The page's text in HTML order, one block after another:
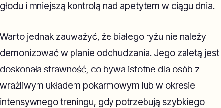
głodu i mniejszą kontrolą nad apetytem w ciągu dnia.
Warto jednak zauważyć, że białego ryżu nie należy
demonizować w planie odchudzania. Jego zaletą jest
doskonała strawność, co bywa istotne dla osób z
wrażliwym układem pokarmowym lub w okresie
intensywnego treningu, gdy potrzebują szybkiego